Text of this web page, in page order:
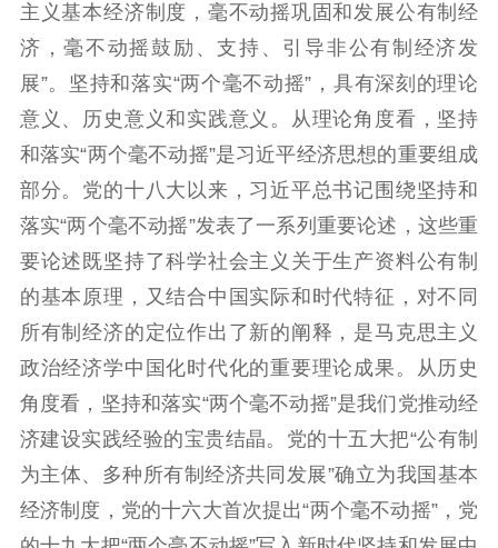
数据资源
公共服务
新时代公民素养
新闻出版
作品著作权
科研创新
服务管理平台
智库服务
管理平台
文艺创作
服务管理
文化产业
统计分析
数字出版
审读服务
新闻发布工作备
案管理系统
电影
服务
理论宣讲
共建共享平台
政工继续教育学
习平台
责任编辑注册
业务申报系统
主义基本经济制度，毫不动摇巩固和发展公有制经
济，毫不动摇鼓励、支持、引导非公有制经济发
展”。坚持和落实“两个毫不动摇”，具有深刻的理论
意义、历史意义和实践意义。从理论角度看，坚持
和落实“两个毫不动摇”是习近平经济思想的重要组成
部分。党的十八大以来，习近平总书记围绕坚持和
落实“两个毫不动摇”发表了一系列重要论述，这些重
要论述既坚持了科学社会主义关于生产资料公有制
的基本原理，又结合中国实际和时代特征，对不同
所有制经济的定位作出了新的阐释，是马克思主义
政治经济学中国化时代化的重要理论成果。从历史
角度看，坚持和落实“两个毫不动摇”是我们党推动经
济建设实践经验的宝贵结晶。党的十五大把“公有制
为主体、多种所有制经济共同发展”确立为我国基本
经济制度，党的十六大首次提出“两个毫不动摇”，党